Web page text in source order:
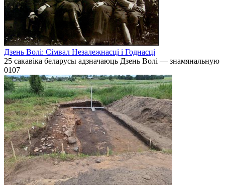
Дзень Волі: Сімвал Незалежнасці і Годнасці
25 сакавіка беларусы адзначаюць Дзень Волі — знамянальную
0107